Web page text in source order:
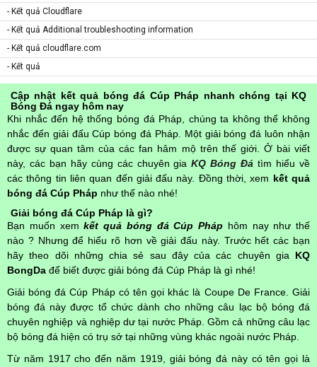
- Kết quả Cloudflare
- Kết quả Additional troubleshooting information
- Kết quả cloudflare.com
- Kết quả
Cập nhật kết quả bóng đá Cúp Pháp nhanh chóng tại KQ
Bóng Đá ngay hôm nay
Khi nhắc đến hệ thống bóng đá Pháp, chúng ta không thể không
nhắc đến giải đấu Cúp bóng đá Pháp. Một giải bóng đá luôn nhận
được sự quan tâm của các fan hâm mộ trên thế giới. Ở bài viết
này, các bạn hãy cùng các chuyên giaKQ Bóng Đá tìm hiểu về
các thông tin liên quan đến giải đấu này. Đồng thời, xem kết quả
bóng đá Cúp Pháp như thế nào nhé!
Giải bóng đá Cúp Pháp là gì?
Bạn muốn xemkết quả bóng đá Cúp Pháp hôm nay như thế
nào ? Nhưng để hiểu rõ hơn về giải đấu này. Trước hết các bạn
hãy theo dõi những chia sẻ sau đây của các chuyên gia KQ
BongDa để biết được giải bóng đá Cúp Pháp là gì nhé!
Giải bóng đá Cúp Pháp có tên gọi khác là Coupe De France. Giải
bóng đá này được tổ chức dành cho những câu lạc bộ bóng đá
chuyên nghiệp và nghiệp dư tại nước Pháp. Gồm cả những câu lạc
bộ bóng đá hiện có trụ sở tại những vùng khác ngoài nước Pháp.
Từ năm 1917 cho đến năm 1919, giải bóng đá này có tên gọi là